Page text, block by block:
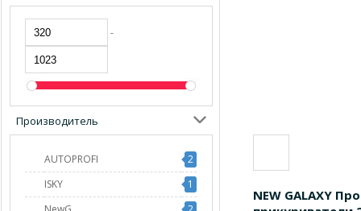
-
Производитель
AUTOPROFI
2
ISKY
1
NEW GALAXY